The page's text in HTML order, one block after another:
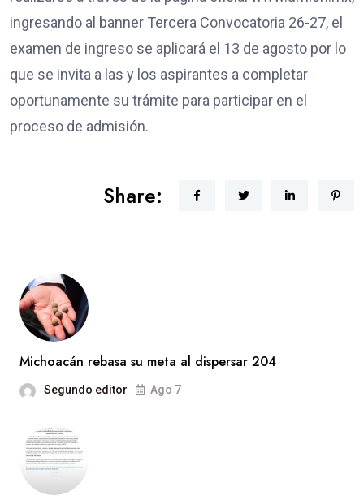
ingresando al banner Tercera Convocatoria 26-27, el
examen de ingreso se aplicará el 13 de agosto por lo
que se invita a las y los aspirantes a completar
oportunamente su trámite para participar en el
proceso de admisión.
Share:
Michoacán rebasa su meta al dispersar 204
Segundo editor Ago 7